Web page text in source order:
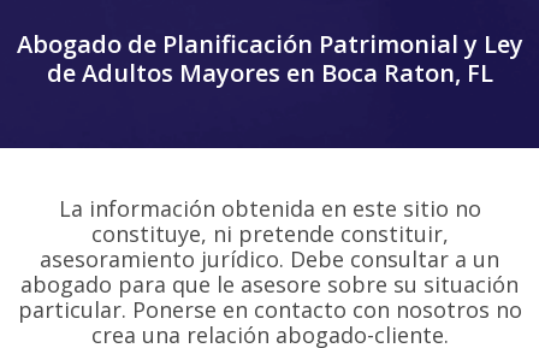
Abogado de Planificación Patrimonial y Ley
de Adultos Mayores en Boca Raton, FL
La información obtenida en este sitio no
constituye, ni pretende constituir,
asesoramiento jurídico. Debe consultar a un
abogado para que le asesore sobre su situación
particular. Ponerse en contacto con nosotros no
crea una relación abogado-cliente.